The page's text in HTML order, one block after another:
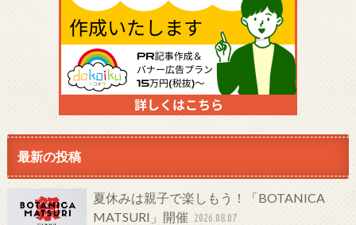
最新の投稿
夏休みは親子で楽しもう！「BOTANICA
MATSURI」開催 2026.08.07